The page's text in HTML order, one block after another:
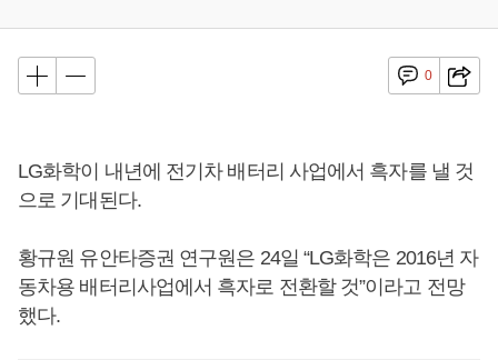
0
LG화학이 내년에 전기차 배터리 사업에서 흑자를 낼 것
으로 기대된다.
황규원 유안타증권 연구원은 24일 “LG화학은 2016년 자
동차용 배터리사업에서 흑자로 전환할 것”이라고 전망
했다.